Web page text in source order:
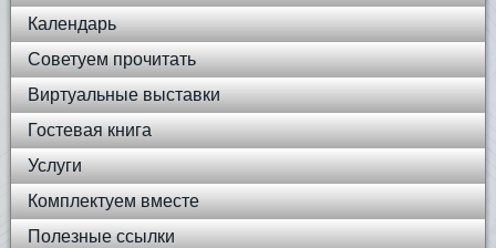
Календарь
Советуем прочитать
Виртуальные выставки
Гостевая книга
Услуги
Комплектуем вместе
Полезные ссылки